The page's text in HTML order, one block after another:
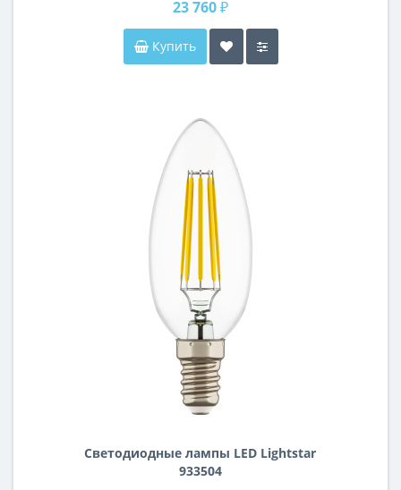
23 760 ₽
Купить
Светодиодные лампы LED Lightstar
933504